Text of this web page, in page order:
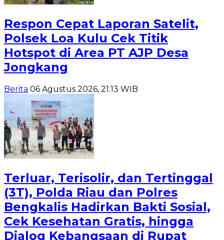
Respon Cepat Laporan Satelit,
Polsek Loa Kulu Cek Titik
Hotspot di Area PT AJP Desa
Jongkang
Berita 06 Agustus 2026, 21:13 WIB
Terluar, Terisolir, dan Tertinggal
(3T), Polda Riau dan Polres
Bengkalis Hadirkan Bakti Sosial,
Cek Kesehatan Gratis, hingga
Dialog Kebangsaan di Rupat